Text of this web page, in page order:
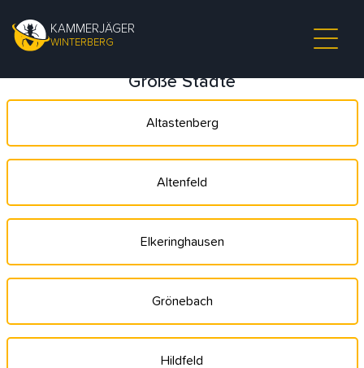
KAMMERJÄGER
WINTERBERG
Große Städte
Altastenberg
Altenfeld
Elkeringhausen
Grönebach
Hildfeld